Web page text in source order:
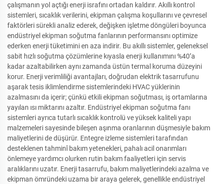
çalışmanın yol açtığı enerji israfını ortadan kaldırır. Akıllı kontrol
sistemleri, sıcaklık verilerini, ekipman çalışma koşullarını ve çevresel
faktörleri sürekli analiz ederek, değişken işletme döngüleri boyunca
endüstriyel ekipman soğutma fanlarının performansını optimize
ederken enerji tüketimini en aza indirir. Bu akıllı sistemler, geleneksel
sabit hızlı soğutma çözümlerine kıyasla enerji kullanımını %40’a
kadar azaltabilirken aynı zamanda üstün termal koruma düzeyini
korur. Enerji verimliliği avantajları, doğrudan elektrik tasarrufunu
aşarak tesis iklimlendirme sistemlerindeki HVAC yüklerinin
azalmasını da içerir; çünkü etkili ekipman soğutması, iş ortamlarına
yayılan ısı miktarını azaltır. Endüstriyel ekipman soğutma fanı
sistemleri ayrıca tutarlı sıcaklık kontrolü ve yüksek kaliteli yapı
malzemeleri sayesinde bileşen aşınma oranlarının düşmesiyle bakım
maliyetlerini de düşürür. Entegre izleme sistemleri tarafından
desteklenen tahminî bakım yetenekleri, pahalı acil onarımları
önlemeye yardımcı olurken rutin bakım faaliyetleri için servis
aralıklarını uzatır. Enerji tasarrufu, bakım maliyetlerindeki azalma ve
ekipman ömründeki uzama bir araya gelerek, genellikle endüstriyel